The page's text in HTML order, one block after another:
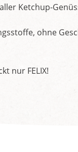
Ketchup-
ohne
nur FELIX!